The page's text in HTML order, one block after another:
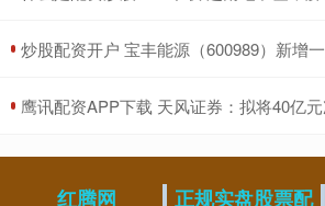
炒股配资开户 宝丰能源（600989）新增一起对外投资，被投资公司为北京北交联
鹰讯配资APP下载 天风证券：拟将40亿元次级债
红腾网 正规实盘股票配